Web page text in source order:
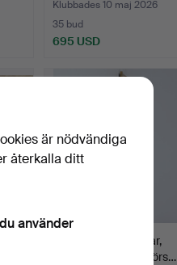
Klubbades 10 maj 2026
35 bud
695 USD
VÄGGLAMPOR, 1 par,
brons, 1900-talets förs…
är nödvändiga
återkalla ditt
använder